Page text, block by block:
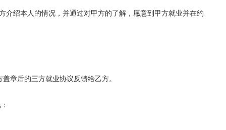
绍本人的情况，并通过对甲方的了解，愿意到甲方就业并在约
章后的三方就业协议反馈给乙方。